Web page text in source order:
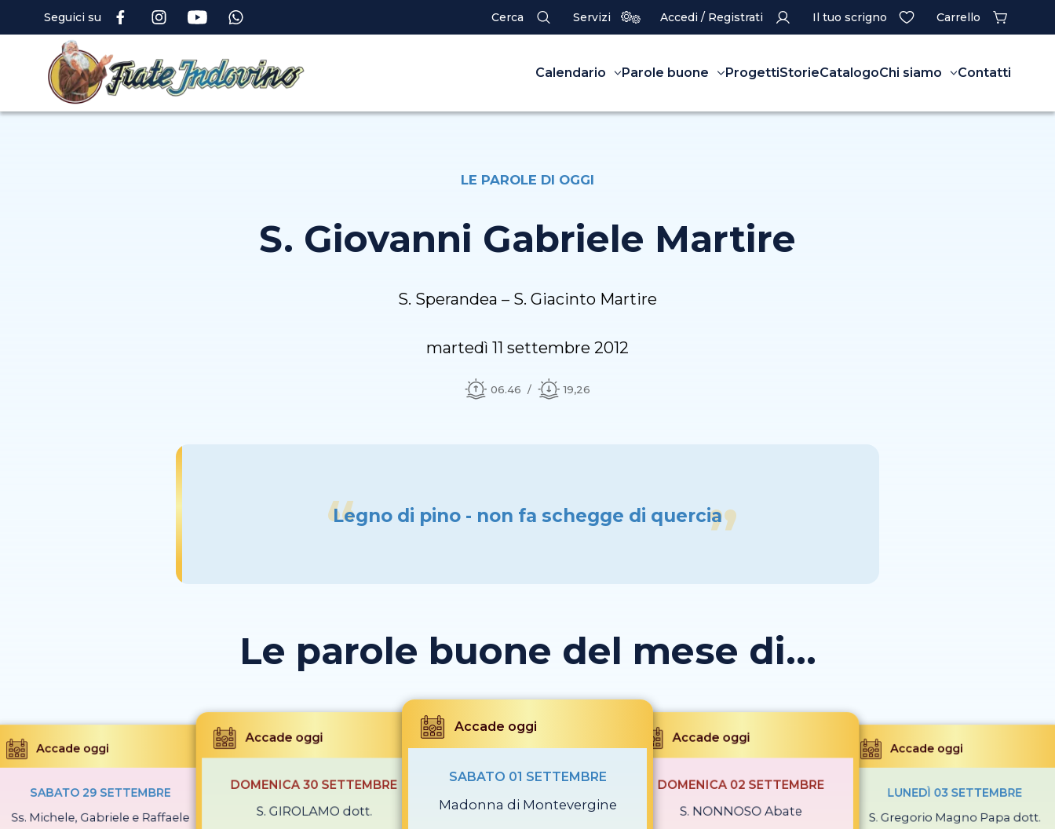
Seguici su Cerca Servizi Accedi / Registrati Il tuo scrigno Carrello
Calendario Parole buone ProgettiStorieCatalogoChi siamo Contatti
LE PAROLE DI OGGI
S. Giovanni Gabriele Martire
S. Sperandea – S. Giacinto Martire
martedì 11 settembre 2012
06.46 19,26
Legno di pino - non fa schegge di quercia
Le parole buone del mese di...
Accade oggi
SABATO 29 SETTEMBRE
Ss. Michele, Gabriele e Raffaele
Accade oggi
DOMENICA 30 SETTEMBRE
S. GIROLAMO dott.
Accade oggi
SABATO 01 SETTEMBRE
Madonna di Montevergine
Accade oggi
DOMENICA 02 SETTEMBRE
S. NONNOSO Abate
Accade oggi
LUNEDÌ 03 SETTEMBRE
S. Gregorio Magno Papa dott.